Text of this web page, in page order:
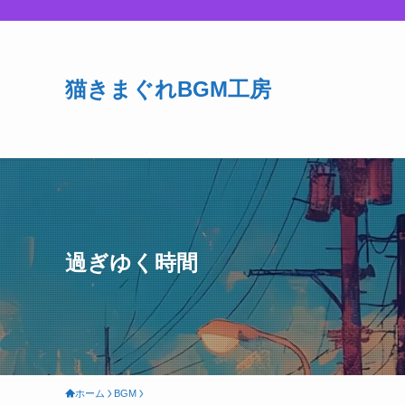
猫きまぐれBGM工房
過ぎゆく時間
ホーム BGM